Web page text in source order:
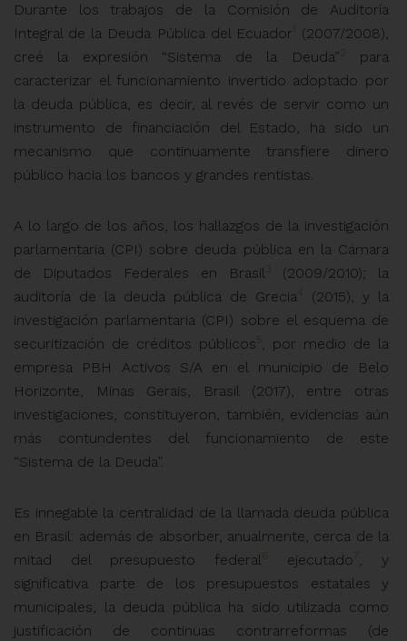
Durante los trabajos de la Comisión de Auditoría
Integral de la Deuda Pública del Ecuador1 (2007/2008),
creé la expresión “Sistema de la Deuda”2
para
caracterizar el funcionamiento invertido adoptado por
la deuda pública, es decir, al revés de servir como un
instrumento de financiación del Estado, ha sido un
mecanismo que continuamente transfiere dinero
público hacia los bancos y grandes rentistas.
A lo largo de los años, los hallazgos de la investigación
parlamentaria (CPI) sobre deuda pública en la Cámara
de Diputados Federales en Brasil3
(2009/2010); la
auditoría de la deuda pública de Grecia4
(2015), y la
investigación parlamentaria (CPI) sobre el esquema de
securitización de créditos públicos5, por medio de la
empresa PBH Activos S/A en el municipio de Belo
Horizonte, Minas Gerais, Brasil (2017), entre otras
investigaciones, constituyeron, también, evidencias aún
más contundentes del funcionamiento de este
“Sistema de la Deuda”.
Es innegable la centralidad de la llamada deuda pública
en Brasil: además de absorber, anualmente, cerca de la
mitad del presupuesto federal6 ejecutado7, y
significativa parte de los presupuestos estatales y
municipales, la deuda pública ha sido utilizada como
justificación de continuas contrarreformas (de